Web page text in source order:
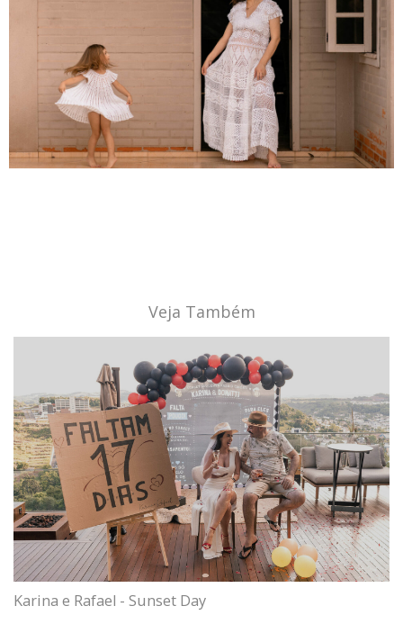
Veja Também
Karina e Rafael - Sunset Day